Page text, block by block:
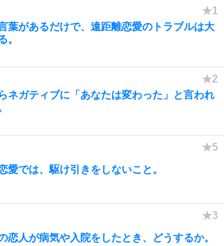
葉があるだけで、遠距離恋愛のトラブルは大
。
ネガティブに「あなたは変わった」と言われ
愛では、駆け引きをしないこと。
恋人が病気や入院をしたとき、どうするか。